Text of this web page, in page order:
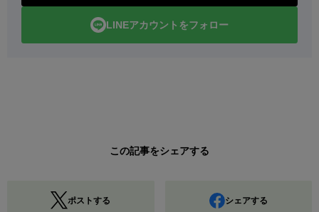
LINEアカウントをフォロー
この記事をシェアする
ポストする シェアする